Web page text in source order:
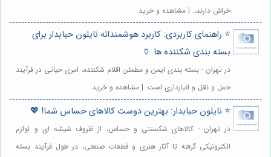
خراش دارند،. | مشاهده و خرید
⭐️ راهنمای کاربردی: کاربرد هوشمندانه نایلون حبابدار برای
بسته بندی شکننده ها 🏺
در تهران - بسته بندی ایمن و مطمئن اقلام شکننده، امری حیاتی در فرآیند
حمل و نقل و انبارداری است. | مشاهده و خرید
⭐️ نایلون حبابدار: بهترین دوست کالاهای حساس شما! 💖
در تهران - کالاهای شکستنی و حساس، از ظروف شیشه ای و لوازم
الکترونیکی گرفته تا آثار هنری و قطعات صنعتی، در طول فرآیند بسته